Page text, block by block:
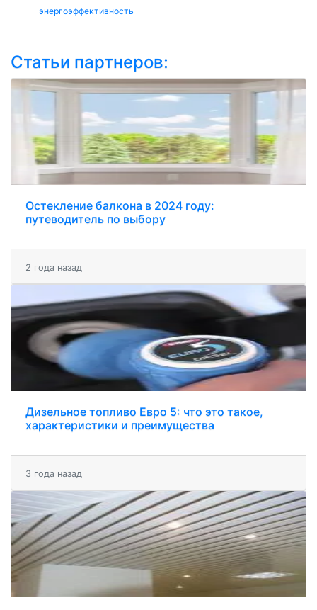
энергоэффективность
Статьи партнеров:
Остекление балкона в 2024 году:
путеводитель по выбору
2 года назад
Дизельное топливо Евро 5: что это такое,
характеристики и преимущества
3 года назад